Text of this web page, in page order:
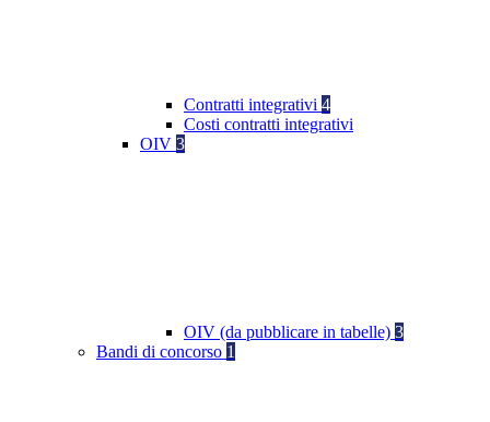
Contratti integrativi 4
Costi contratti integrativi
OIV 3
OIV (da pubblicare in tabelle) 3
Bandi di concorso 1